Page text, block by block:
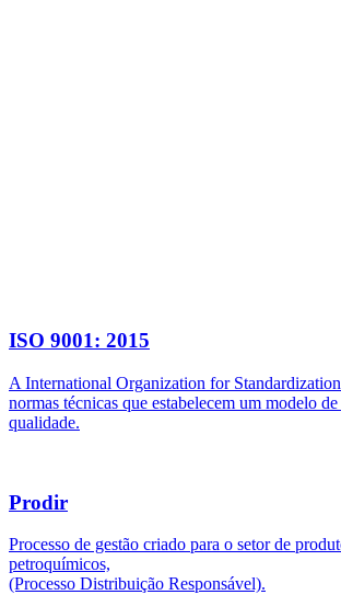
ISO 9001: 2015
A International Organization for
normas técnicas que estabelecem um modelo de
qualidade.
Prodir
Processo de gestão criado para o setor de
petroquímicos,
(Processo Distribuição Responsável).